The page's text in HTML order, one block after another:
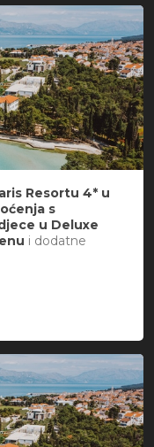
Resortu 4* u
s
u Deluxe
i dodatne